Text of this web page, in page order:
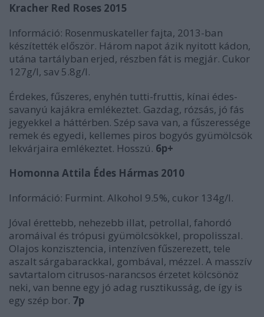
Kracher Red Roses 2015
Információ: Rosenmuskateller fajta, 2013-ban
készítették először. Három napot ázik nyitott kádon,
utána tartályban erjed, részben fát is megjár. Cukor
127g/l, sav 5.8g/l.
Érdekes, fűszeres, enyhén tutti-fruttis, kínai édes-
savanyú kajákra emlékeztet. Gazdag, rózsás, jó fás
jegyekkel a háttérben. Szép sava van, a fűszeressége
remek és egyedi, kellemes piros bogyós gyümölcsök
lekvárjaira emlékeztet. Hosszú. 6p+
Homonna Attila Édes Hármas 2010
Információ: Furmint. Alkohol 9.5%, cukor 134g/l.
Jóval érettebb, nehezebb illat, petrollal, fahordó
aromáival és trópusi gyümölcsökkel, propolisszal.
Olajos konzisztencia, intenzíven fűszerezett, tele
aszalt sárgabarackkal, gombával, mézzel. A masszív
savtartalom citrusos-narancsos érzetet kölcsönöz
neki, van benne egy jó adag rusztikusság, de így is
egy szép bor. 7p